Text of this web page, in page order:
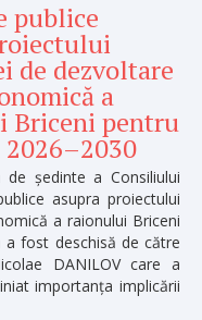
publice
de dezvoltare
a
Briceni pentru
ședinte a Consiliului
asupra proiectului
a raionului Briceni
fost deschisă de către
DANILOV care a
importanța implicării